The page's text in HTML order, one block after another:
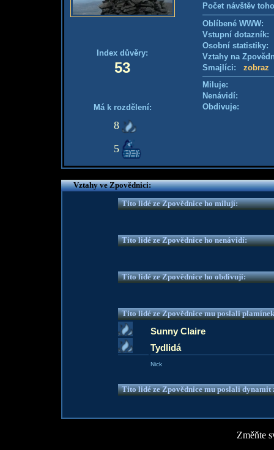
Index důvěry:
53
Má k rozdělení:
8
5
Počet návštěv
Oblíbené WWW:
Vstupní
Osobní
Vztahy na
Smajlíci: zobraz
Miluje:
Nenávidí:
Obdivuje:
Vztahy ve Zpovědnici:
Tito lidé ze Zpovědnice ho milují:
Tito lidé ze Zpovědnice ho nenávidí:
Tito lidé ze Zpovědnice ho obdivují:
Tito lidé ze Zpovědnice mu poslali
Sunny Claire
Tydlidá
Nick
Tito lidé ze Zpovědnice mu poslali dynamit
Změňte